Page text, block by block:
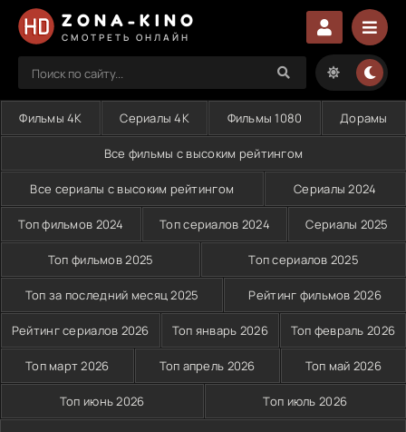
ZONA-KINO
СМОТРЕТЬ ОНЛАЙН
Фильмы 4K Сериалы 4K Фильмы 1080 Дорамы
Все фильмы с высоким рейтингом
Все сериалы с высоким рейтингом Сериалы 2024
Топ фильмов 2024 Топ сериалов 2024 Сериалы 2025
Топ фильмов 2025 Топ сериалов 2025
Топ за последний месяц 2025 Рейтинг фильмов 2026
Рейтинг сериалов 2026 Топ январь 2026 Топ февраль 2026
Топ март 2026 Топ апрель 2026 Топ май 2026
Топ июнь 2026 Топ июль 2026